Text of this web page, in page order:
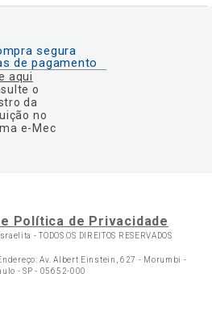
segura
de pagamento
aqui
o
da
no
e-Mec
Política de Privacidade
-TODOS OS DIREITOS RESERVADOS
Av. Albert Einstein, 627 - Morumbi -
- SP - 05652-000